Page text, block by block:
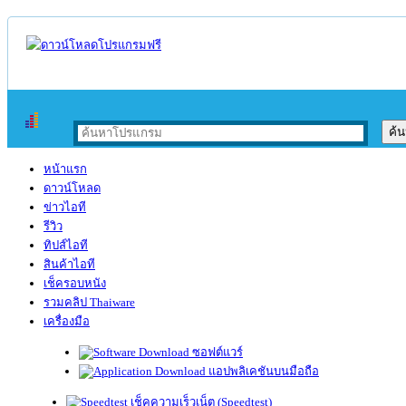
หน้าแรก
ดาวน์โหลด
ข่าวไอที
รีวิว
ทิปส์ไอที
สินค้าไอที
เช็ครอบหนัง
รวมคลิป Thaiware
เครื่องมือ
ซอฟต์แวร์
แอปพลิเคชันบนมือถือ
เช็คความเร็วเน็ต (Speedtest)